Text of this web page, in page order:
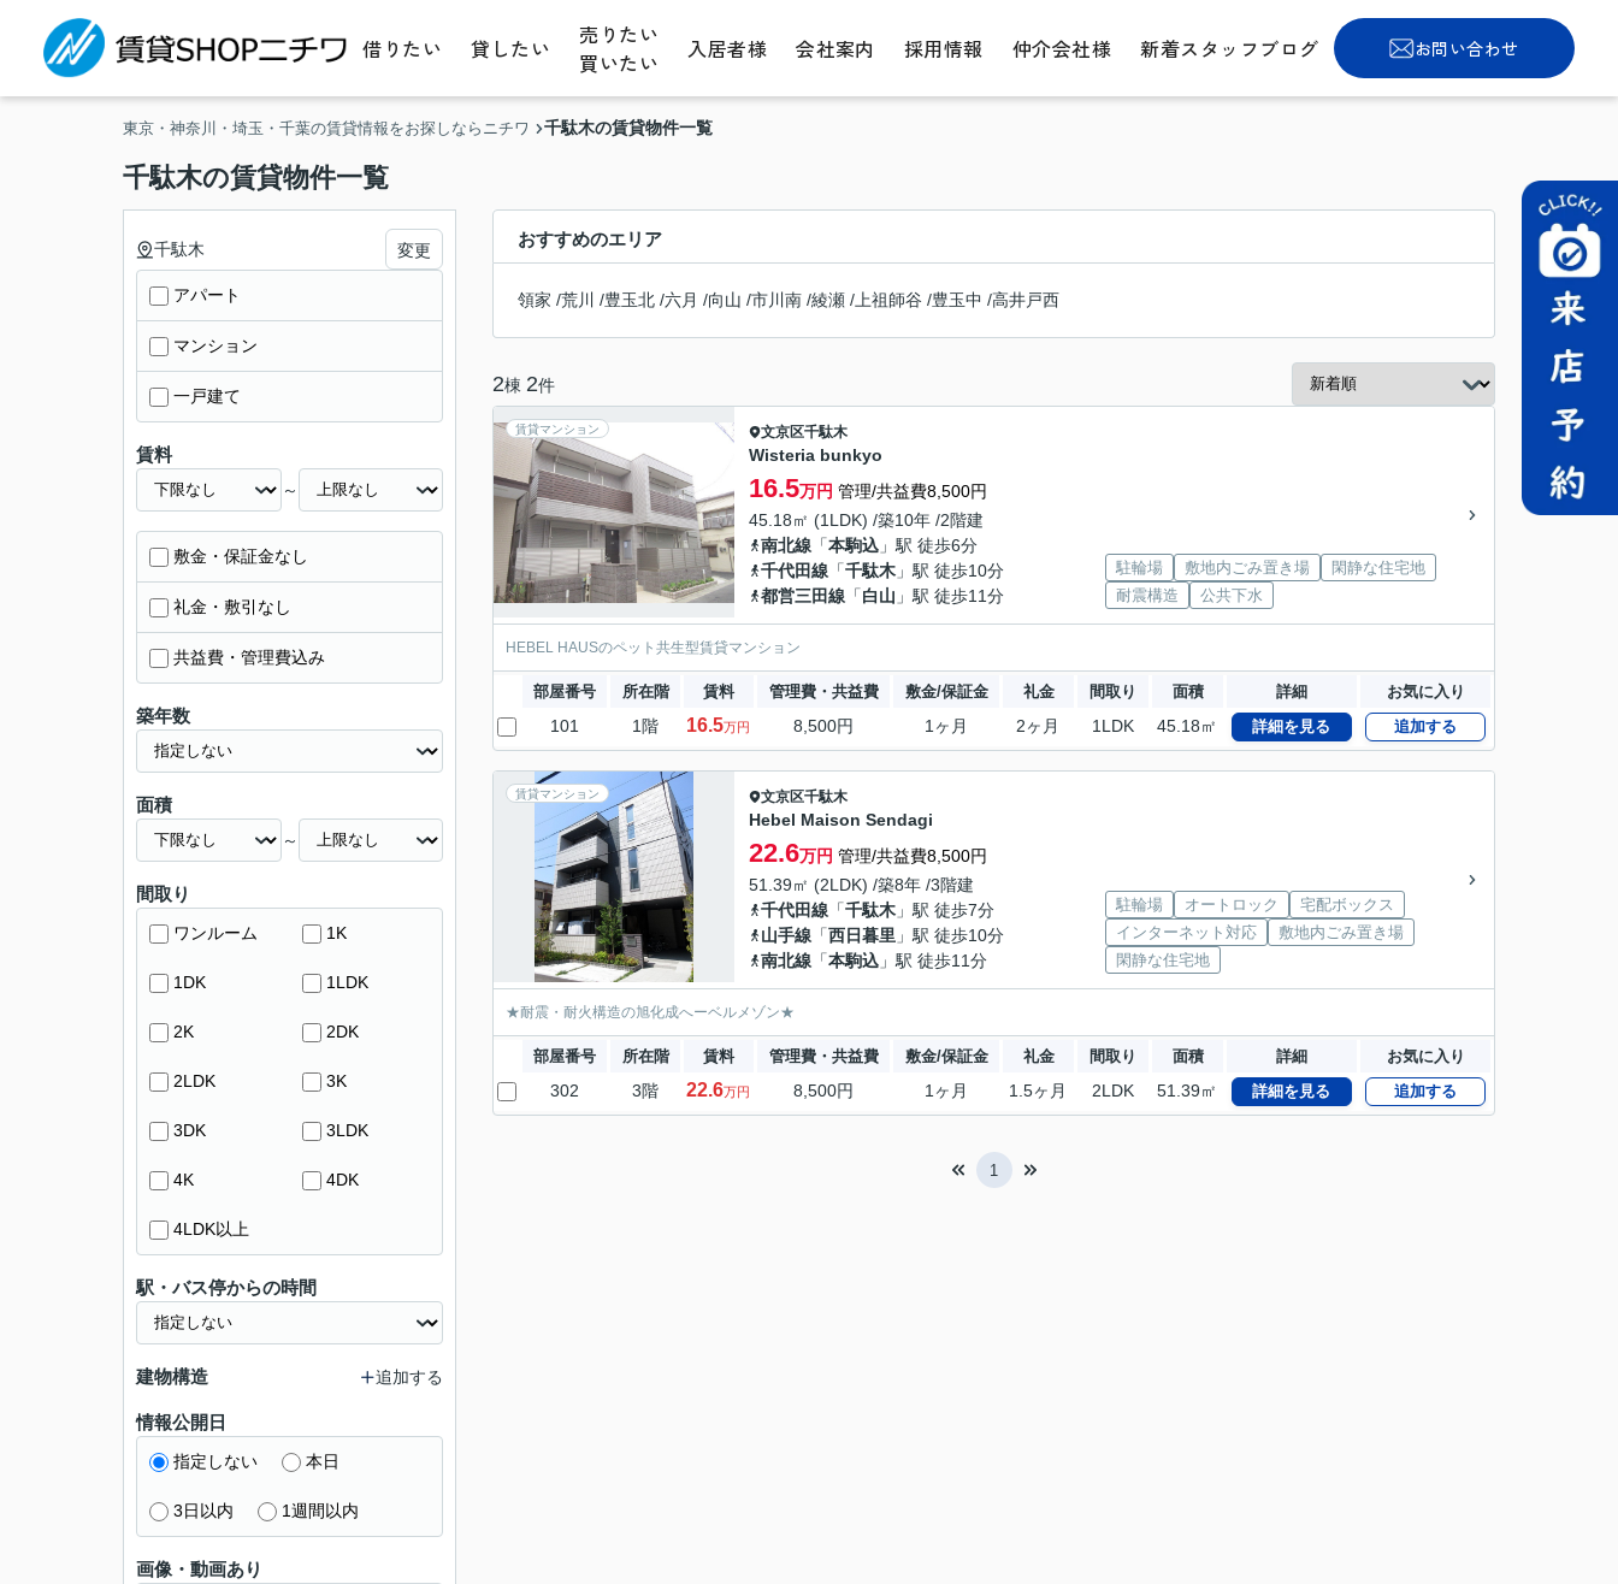
借りたい 貸したい
売りたい
買いたい
入居者様 会社案内 採用情報 仲介会社様 新着スタッフブログ お問い合わせ
東京・神奈川・埼玉・千葉の賃貸情報をお探しならニチワ 千駄木の賃貸物件一覧
千駄木の賃貸物件一覧
おすすめのエリア
領家 /荒川 /豊玉北 /六月 /向山 /市川南 /綾瀬 / 上祖師谷 /豊玉中 /高井戸西
2棟 2件
賃貸マンション 文京区千駄木
Wisteria bunkyo
16.5万円 管理/共益費8,500円
45.18㎡ (1LDK) /築10年 /2階建
南北線 「本駒込 」駅 徒歩6分
千代田線 「千駄木 」駅 徒歩10分
都営三田線 「白山 」駅 徒歩11分
駐輪場 敷地内ごみ置き場
閑静な住宅地
耐震構造
公共下水
HEBEL HAUSのペット共生型賃貸マンション
部屋番号 所在階 賃料 管理費・共益費 敷金/保証金 礼金 間取り 面積 詳細 お気に入り
101 1階 16.5万円 8,500円 1ヶ月 2ヶ月 1LDK 45.18㎡ 詳細を見る 追加する
賃貸マンション 文京区千駄木
Hebel Maison Sendagi
22.6万円 管理/共益費8,500円
51.39㎡ (2LDK) /築8年 /3階建
千代田線 「千駄木 」駅 徒歩7分
山手線 「西日暮里 」駅 徒歩10分
南北線 「本駒込 」駅 徒歩11分
駐輪場 オートロック
宅配ボックス
インターネット対応
敷地内ごみ置き場
閑静な住宅地
★耐震・耐火構造の旭化成へーベルメゾン★
部屋番号 所在階 賃料 管理費・共益費 敷金/保証金 礼金 間取り 面積 詳細 お気に入り
302 3階 22.6万円 8,500円 1ヶ月 1.5ヶ月 2LDK 51.39㎡ 詳細を見る 追加する
1
千駄木 変更
アパート
マンション
一戸建て
賃料
～
敷金・保証金なし
礼金・敷引なし
共益費・管理費込み
築年数
面積
～
間取り
ワンルーム 1K
1DK 1LDK
2K 2DK
2LDK 3K
3DK 3LDK
4K 4DK
4LDK以上
駅・バス停からの時間
建物構造 追加する
情報公開日
指定しない 本日
3日以内 1週間以内
画像・動画あり